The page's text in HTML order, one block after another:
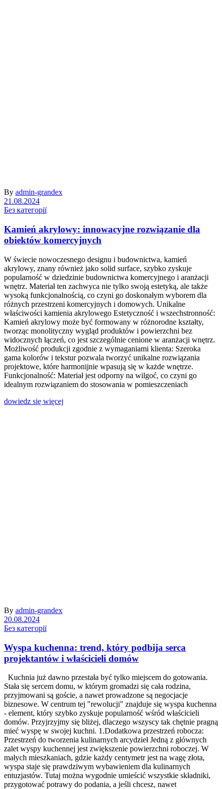
By admin-grandex
21.08.2024
Без категорії
Kamień akrylowy: innowacyjne rozwiązanie dla
obiektów komercyjnych
W świecie nowoczesnego designu i budownictwa, kamień
akrylowy, znany również jako solid surface, szybko zyskuje
popularność w dziedzinie budownictwa komercyjnego i aranżacji
wnętrz. Materiał ten zachwyca nie tylko swoją estetyką, ale także
wysoką funkcjonalnością, co czyni go doskonałym wyborem dla
różnych przestrzeni komercyjnych i domowych. Unikalne
właściwości kamienia akrylowego Estetyczność i wszechstronność:
Kamień akrylowy może być formowany w różnorodne kształty,
tworząc monolityczny wygląd produktów i powierzchni bez
widocznych łączeń, co jest szczególnie cenione w aranżacji wnętrz.
Możliwość produkcji zgodnie z wymaganiami klienta: Szeroka
gama kolorów i tekstur pozwala tworzyć unikalne rozwiązania
projektowe, które harmonijnie wpasują się w każde wnętrze.
Funkcjonalność: Materiał jest odporny na wilgoć, co czyni go
idealnym rozwiązaniem do stosowania w pomieszczeniach
dowiedz się więcej
By admin-grandex
20.08.2024
Без категорії
Wyspa kuchenna: trend, który podbija serca
projektantów i właścicieli domów
Kuchnia już dawno przestała być tylko miejscem do gotowania.
Stała się sercem domu, w którym gromadzi się cała rodzina,
przyjmowani są goście, a nawet prowadzone są negocjacje
biznesowe. W centrum tej "rewolucji" znajduje się wyspa kuchenna
- element, który szybko zyskuje popularność wśród właścicieli
domów. Przyjrzyjmy się bliżej, dlaczego wszyscy tak chętnie pragną
mieć wyspę w swojej kuchni. 1.Dodatkowa przestrzeń robocza:
Przestrzeń do tworzenia kulinarnych arcydzieł Jedną z głównych
zalet wyspy kuchennej jest zwiększenie powierzchni roboczej. W
małych mieszkaniach, gdzie każdy centymetr jest na wagę złota,
wyspa staje się prawdziwym wybawieniem dla kulinarnych
entuzjastów. Tutaj można wygodnie umieścić wszystkie składniki,
przygotować potrawy do podania, a jeśli chcesz, nawet